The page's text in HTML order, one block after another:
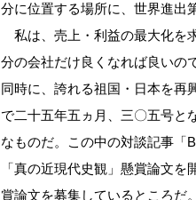
分に位置する場所に、世界進出
私は、売上・利益の最大化を
分の会社だけ良くなれば良いの
同時に、誇れる祖国・日本を再
で二十五年五ヵ月、三〇五号と
なものだ。この中の対談記事「
「真の近現代史観」懸賞論文
賞論文を募集しているところだ